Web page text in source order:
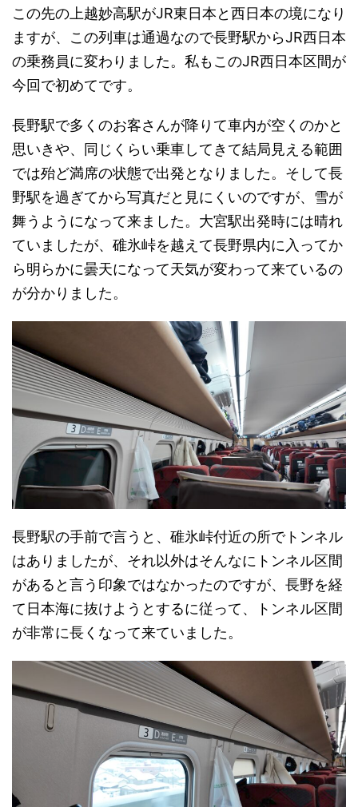
この先の上越妙高駅がJR東日本と西日本の境になり
ますが、この列車は通過なので長野駅からJR西日本
の乗務員に変わりました。私もこのJR西日本区間が
今回で初めてです。
長野駅で多くのお客さんが降りて車内が空くのかと
思いきや、同じくらい乗車してきて結局見える範囲
では殆ど満席の状態で出発となりました。そして長
野駅を過ぎてから写真だと見にくいのですが、雪が
舞うようになって来ました。大宮駅出発時には晴れ
ていましたが、碓氷峠を越えて長野県内に入ってか
ら明らかに曇天になって天気が変わって来ているの
が分かりました。
長野駅の手前で言うと、碓氷峠付近の所でトンネル
はありましたが、それ以外はそんなにトンネル区間
があると言う印象ではなかったのですが、長野を経
て日本海に抜けようとするに従って、トンネル区間
が非常に長くなって来ていました。